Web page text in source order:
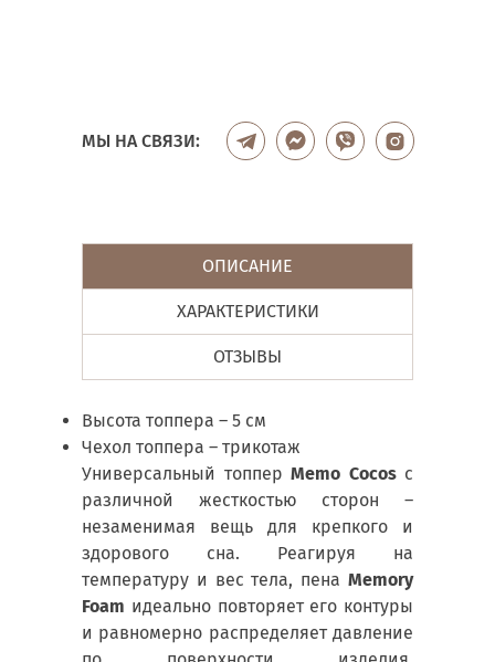
МЫ НА СВЯЗИ:
ОПИСАНИЕ
ХАРАКТЕРИСТИКИ
ОТЗЫВЫ
Высота топпера – 5 см
Чехол топпера – трикотаж
Универсальный топпер Memo Cocosс
различной жесткостью сторон –
незаменимая вещь для крепкого и
здорового сна. Реагируя на
температуру и вес тела, пена Memory
Foam идеально повторяет его контуры
и равномерно распределяет давление